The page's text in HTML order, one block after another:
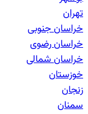
تهران
خراسان جنوبی
خراسان رضوی
خراسان شمالی
خوزستان
زنجان
سمنان